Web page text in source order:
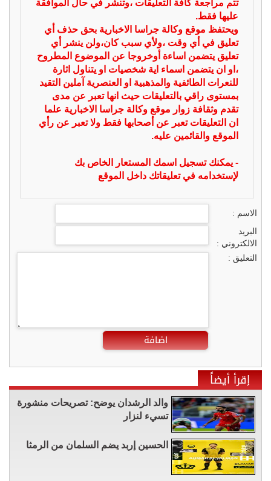
تتم مراجعة كافة التعليقات ،وتنشر في حال الموافقة
عليها فقط.
ويحتفظ موقع وكالة جراسا الاخبارية بحق حذف أي
تعليق في أي وقت ،ولأي سبب كان،ولن ينشر أي
تعليق يتضمن اساءة أوخروجا عن الموضوع المطروح
،او ان يتضمن اسماء اية شخصيات او يتناول اثارة
للنعرات الطائفية والمذهبية او العنصرية آملين التقيد
بمستوى راقي بالتعليقات حيث انها تعبر عن مدى
تقدم وثقافة زوار موقع وكالة جراسا الاخبارية علما
ان التعليقات تعبر عن أصحابها فقط ولا تعبر عن رأي
الموقع والقائمين عليه.
- يمكنك تسجيل اسمك المستعار الخاص بك
لإستخدامه في تعليقاتك داخل الموقع
الاسم :
البريد
الالكتروني :
التعليق :
اضافة
إقرأ أيضاً
والد الرشدان يوضح: تصريحات منشورة
تسيء لنزار
الحسين إربد يضم السلمان من الرمثا